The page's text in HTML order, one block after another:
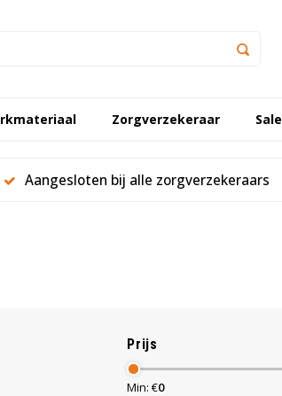
Zorgverzekeraar Sale
Aangesloten bij alle zorgverzekeraars
Prijs
Min: €0